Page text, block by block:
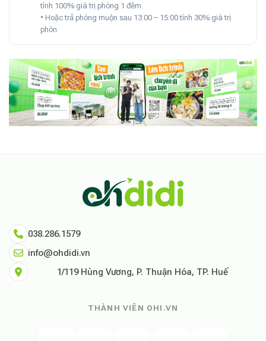
tính 100% giá trị phòng 1 đêm.
• Hoặc trả phòng muộn sau 13:00 – 15:00 tính 30% giá trị
phòn
038.286.1579
info@ohdidi.vn
1/119 Hùng Vương, P. Thuận Hóa, TP. Huế
THÀNH VIÊN OHI.VN